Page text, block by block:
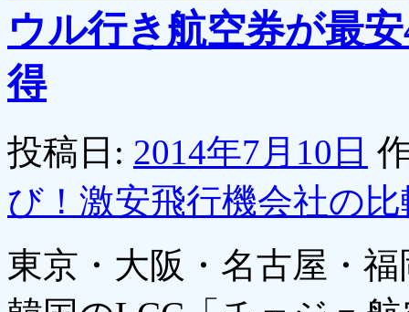
ウル行き航空券が最
得
投稿日: 2014年7月10日
び！激安飛行機会社の
東京・大阪・名古屋・